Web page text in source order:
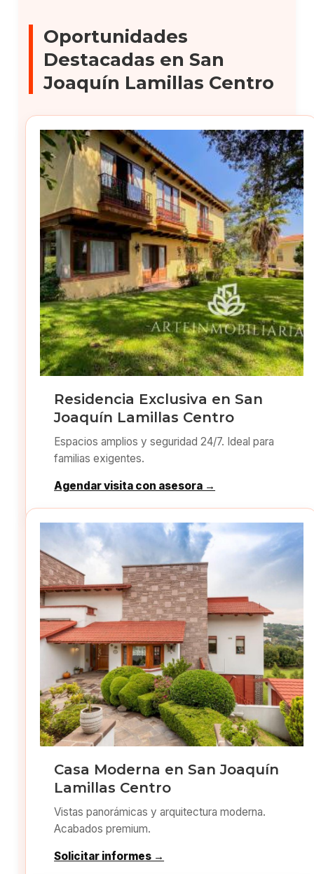
Oportunidades
Destacadas en San
Joaquín Lamillas Centro
Residencia Exclusiva en San
Joaquín Lamillas Centro
Espacios amplios y seguridad 24/7. Ideal para
familias exigentes.
Agendar visita con asesora →
Casa Moderna en San Joaquín
Lamillas Centro
Vistas panorámicas y arquitectura moderna.
Acabados premium.
Solicitar informes →